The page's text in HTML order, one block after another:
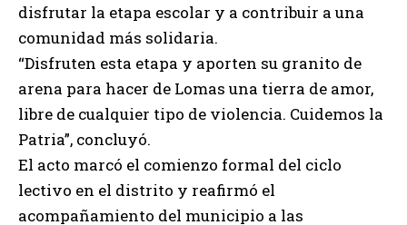
disfrutar la etapa escolar y a contribuir a una
comunidad más solidaria.
“Disfruten esta etapa y aporten su granito de
arena para hacer de Lomas una tierra de amor,
libre de cualquier tipo de violencia. Cuidemos la
Patria”, concluyó.
El acto marcó el comienzo formal del ciclo
lectivo en el distrito y reafirmó el
acompañamiento del municipio a las